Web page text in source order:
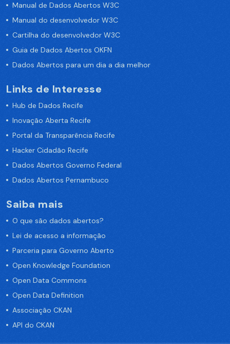
Manual de Dados Abertos W3C
Manual do desenvolvedor W3C
Cartilha do desenvolvedor W3C
Guia de Dados Abertos OKFN
Dados Abertos para um dia a dia melhor
Links de Interesse
Hub de Dados Recife
Inovação Aberta Recife
Portal da Transparência Recife
Hacker Cidadão Recife
Dados Abertos Governo Federal
Dados Abertos Pernambuco
Saiba mais
O que são dados abertos?
Lei de acesso a informação
Parceria para Governo Aberto
Open Knowledge Foundation
Open Data Commons
Open Data Definition
Associação CKAN
API do CKAN